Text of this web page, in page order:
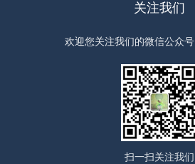
关注我们
欢迎您关注我们的微信公众
扫一扫关注我们